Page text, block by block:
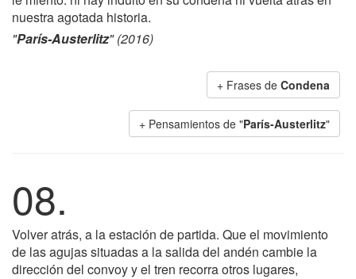
nuestra agotada historia.
"París-Austerlitz" (2016)
+ Frases de Condena
+ Pensamientos de "París-Austerlitz"
08.
Volver atrás, a la estación de partida. Que el movimiento
de las agujas situadas a la salida del andén cambie la
dirección del convoy y el tren recorra otros lugares,